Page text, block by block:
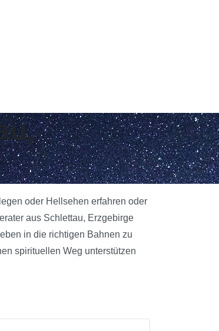
oder Hellsehen erfahren oder
aus Schlettau, Erzgebirge
in die richtigen Bahnen zu
spirituellen Weg unterstützen